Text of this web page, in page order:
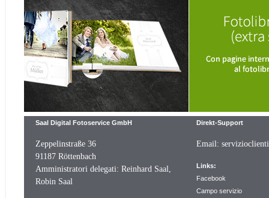
Saal Digital Fotoservice GmbH
Zeppelinstraße 36
91187 Röttenbach
Amministratori delegati: Reinhard Saal,
Robin Saal
Direkt-Support
Email:
Links:
Facebook
Campo servizio